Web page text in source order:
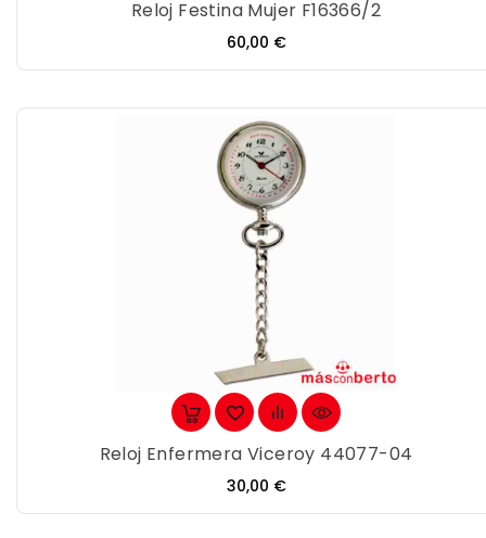
Reloj Festina Mujer F16366/2
Precio
60,00 €
Reloj Enfermera Viceroy 44077-04
Precio
30,00 €